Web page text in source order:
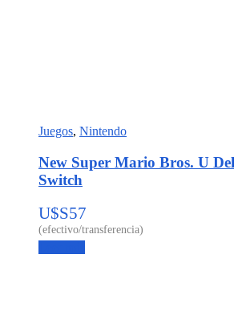
Juegos, Nintendo
New Super Mario Bros. U
Switch
U$S57